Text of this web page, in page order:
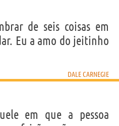
de seis coisas em
Eu a amo do jeitinho
DALE CARNEGIE
em que a pessoa